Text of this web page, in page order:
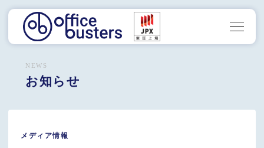
NEWS
お知らせ
メディア情報